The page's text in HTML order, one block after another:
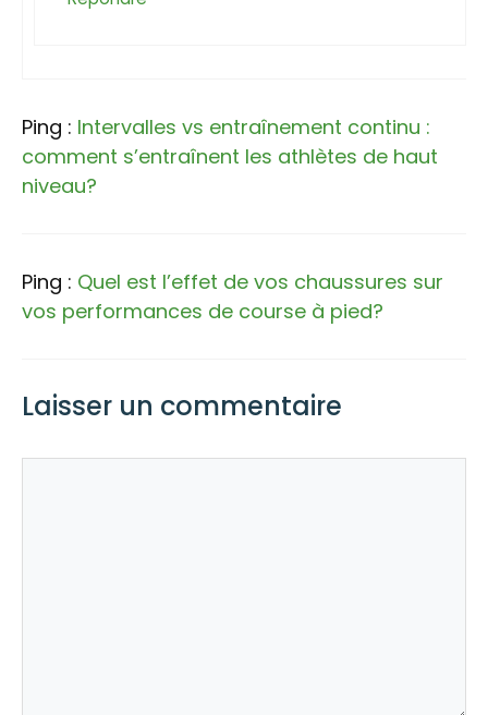
Ping : Intervalles vs entraînement continu :
comment s’entraînent les athlètes de haut
niveau?
Ping : Quel est l’effet de vos chaussures sur
vos performances de course à pied?
Laisser un commentaire